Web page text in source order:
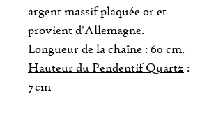
argent massif plaquée or et
provient d'Allemagne.
Longueur de la chaîne : 60 cm.
Hauteur du Pendentif Quartz :
7 cm